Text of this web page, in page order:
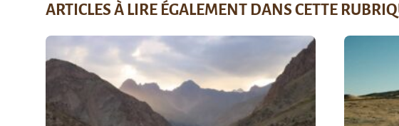
ARTICLES À LIRE ÉGALEMENT DANS CETTE